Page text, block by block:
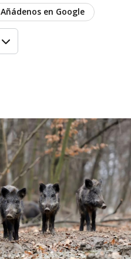
Añádenos en Google